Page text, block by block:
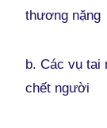
thương nặng
b. Các vụ tai
chết người